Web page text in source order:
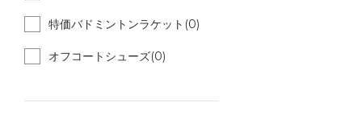
特価バドミントンラケット(0)
オフコートシューズ(0)